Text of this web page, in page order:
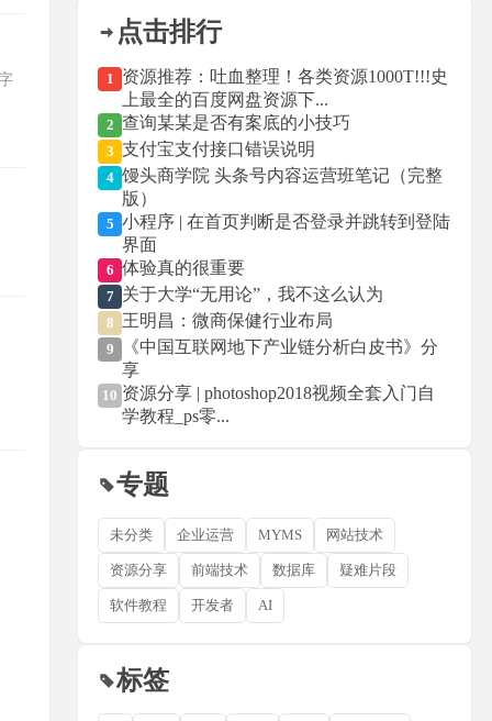
点击排行
1 资源推荐：吐血整理！各类资源1000T!!!史
上最全的百度网盘资源下...
2 查询某某是否有案底的小技巧
3 支付宝支付接口错误说明
4 馒头商学院 头条号内容运营班笔记（完整
版）
5 小程序 | 在首页判断是否登录并跳转到登陆
界面
6 体验真的很重要
7 关于大学“无用论”，我不这么认为
8 王明昌：微商保健行业布局
9
《中国互联网地下产业链分析白皮书》分
享
10 资源分享 | photoshop2018视频全套入门自
学教程_ps零...
专题
未分类 企业运营 MYMS 网站技术
资源分享 前端技术 数据库 疑难片段
软件教程 开发者 AI
标签